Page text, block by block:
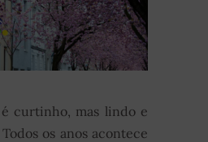
curtinho, mas lindo e
os anos acontece